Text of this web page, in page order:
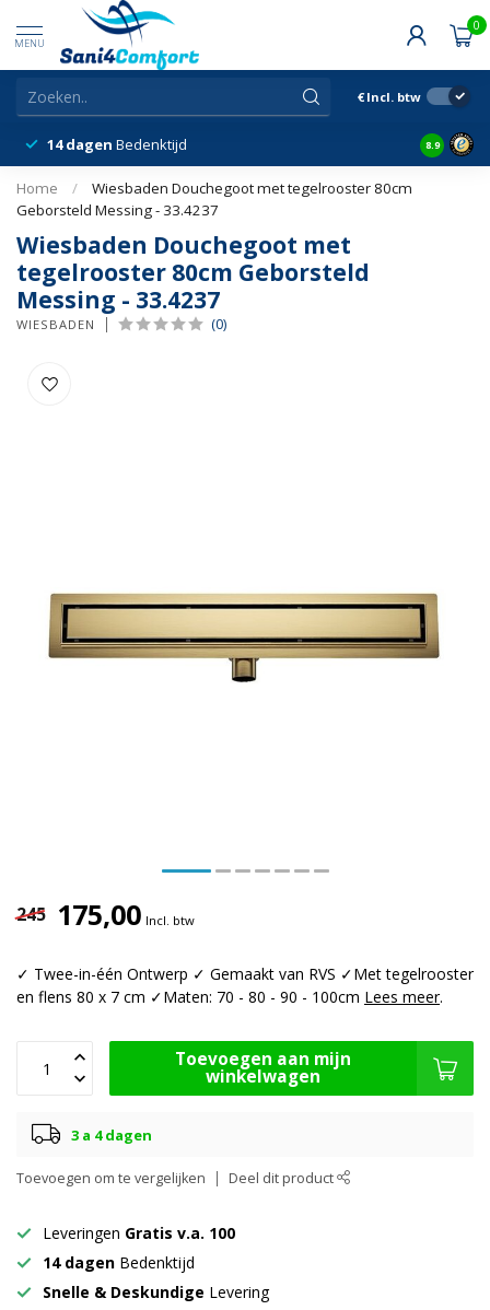
MENU
0
€ Incl. btw
14 dagen Bedenktijd Snelle
8.9
Home /
Wiesbaden Douchegoot met tegelrooster 80cm
Geborsteld Messing - 33.4237
Wiesbaden Douchegoot met
tegelrooster 80cm Geborsteld
Messing - 33.4237
WIESBADEN (0)
245 175,00 Incl. btw
✓ Twee-in-één Ontwerp ✓ Gemaakt van RVS ✓Met tegelrooster
en flens 80 x 7 cm ✓Maten: 70 - 80 - 90 - 100cm Lees meer.
Toevoegen aan mijn
winkelwagen
3 a 4 dagen
Toevoegen om te vergelijken Deel dit product
Leveringen Gratis v.a. 100
14 dagen Bedenktijd
Snelle & Deskundige Levering